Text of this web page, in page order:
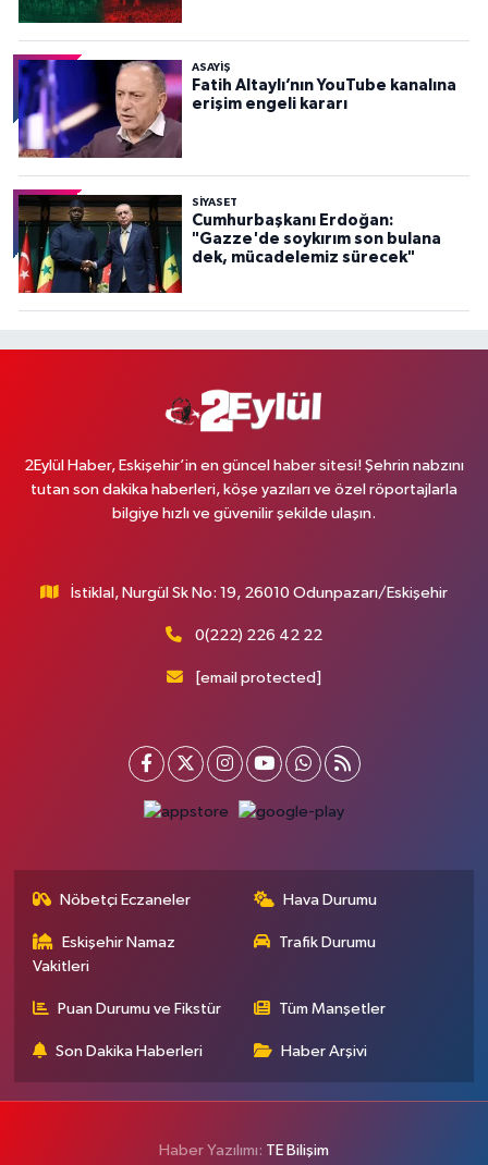
ASAYİŞ
Fatih Altaylı’nın YouTube kanalına
erişim engeli kararı
SİYASET
Cumhurbaşkanı Erdoğan:
"Gazze'de soykırım son bulana
dek, mücadelemiz sürecek"
2Eylül Haber, Eskişehir’in en güncel haber sitesi! Şehrin nabzını
tutan son dakika haberleri, köşe yazıları ve özel röportajlarla
bilgiye hızlı ve güvenilir şekilde ulaşın.
İstiklal, Nurgül Sk No: 19, 26010 Odunpazarı/Eskişehir
0(222) 226 42 22
[email protected]
Nöbetçi Eczaneler Hava Durumu
Eskişehir Namaz
Vakitleri
Trafik Durumu
Puan Durumu ve Fikstür Tüm Manşetler
Son Dakika Haberleri Haber Arşivi
Haber Yazılımı: TE Bilişim